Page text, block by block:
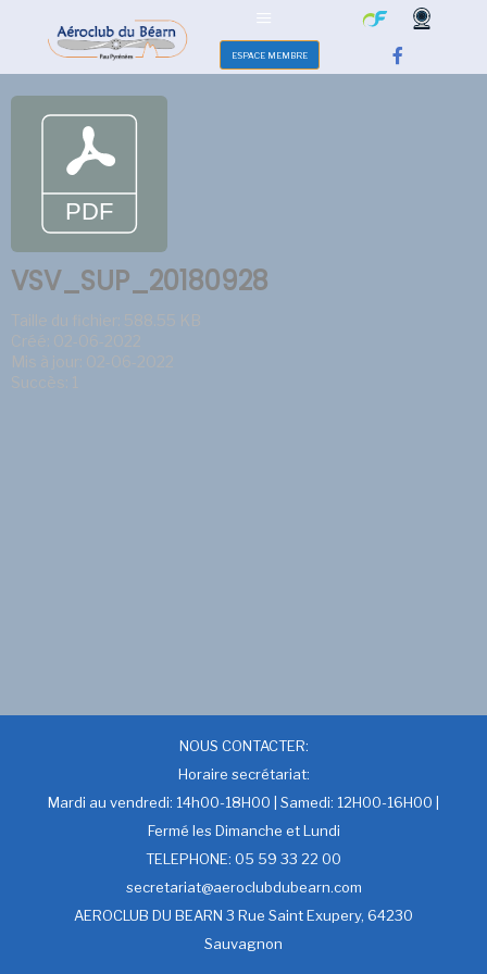
ESPACE MEMBRE
VSV_SUP_20180928
Taille du fichier: 588.55 KB
Créé: 02-06-2022
Mis à jour: 02-06-2022
Succès: 1
NOUS CONTACTER:
Horaire secrétariat:
Mardi au vendredi: 14h00-18H00 | Samedi: 12H00-16H00 |
Fermé les Dimanche et Lundi
TELEPHONE: 05 59 33 22 00
secretariat@aeroclubdubearn.com
AEROCLUB DU BEARN 3 Rue Saint Exupery, 64230
Sauvagnon